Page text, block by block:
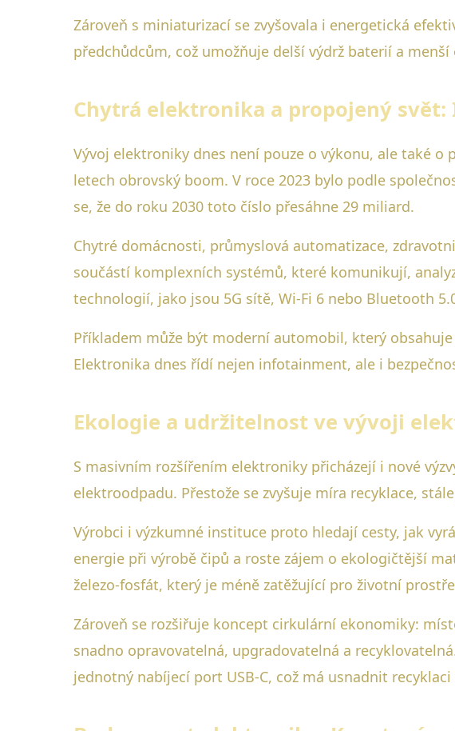
Zároveň s miniaturizací se zvyšovala i energetická
předchůdcům, což umožňuje delší výdrž baterií a
Chytrá elektronika a propojený
Vývoj elektroniky dnes není pouze o výkonu, ale také o
letech obrovský boom. V roce 2023 bylo podle
se, že do roku 2030 toto číslo přesáhne 29 miliard.
Chytré domácnosti, průmyslová automatizace,
součástí komplexních systémů, které komunikují,
technologií, jako jsou 5G sítě, Wi-Fi 6 nebo Bluetooth
Příkladem může být moderní automobil, který
Elektronika dnes řídí nejen infotainment, ale i
Ekologie a udržitelnost ve vývoji
S masivním rozšířením elektroniky přicházejí i nové
elektroodpadu. Přestože se zvyšuje míra recyklace,
Výrobci i výzkumné instituce proto hledají cesty, jak
energie při výrobě čipů a roste zájem o ekologičtější
železo-fosfát, který je méně zatěžující pro životní
Zároveň se rozšiřuje koncept cirkulární ekonomiky:
snadno opravovatelná, upgradovatelná a
jednotný nabíjecí port USB-C, což má usnadnit